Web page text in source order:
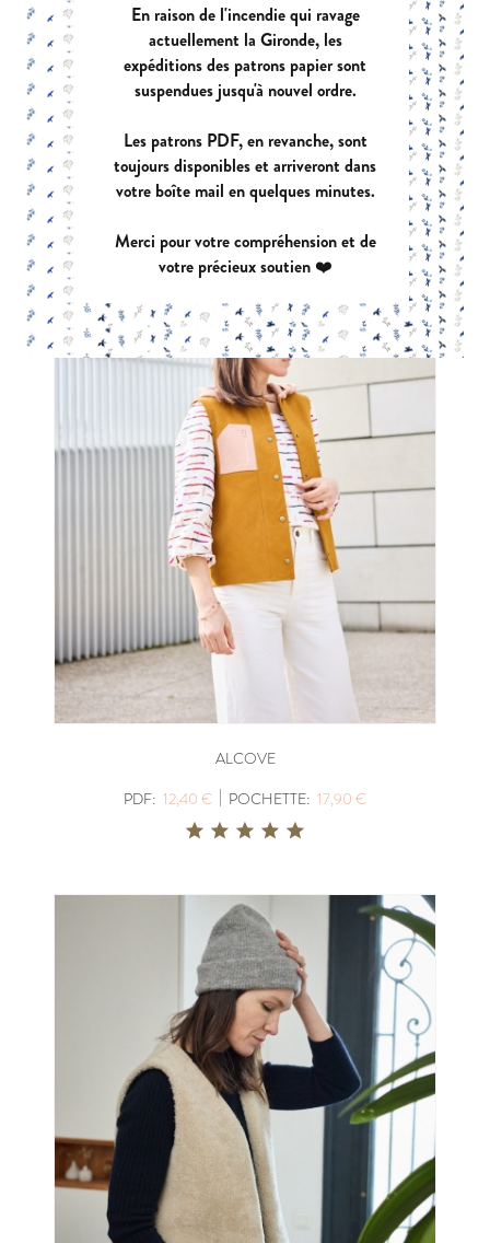
HILDA
PDF:
12,40 €|POCHETTE: 17,90 €
ALCOVE
PDF: 12,40 € | POCHETTE: 17,90 €
En raison de l'incendie qui ravage
actuellement la Gironde, les
expéditions des patrons papier sont
suspendues jusqu'à nouvel ordre.
Les patrons PDF, en revanche, sont
toujours disponibles et arriveront dans
votre boîte mail en quelques minutes.
Merci pour votre compréhension et de
votre précieux soutien ❤️